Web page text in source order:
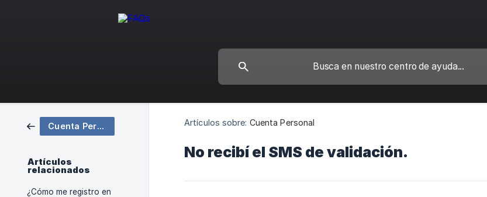
Cuenta Personal
Artículos
relacionados
¿Cómo me registro en
Artículos sobre: Cuenta Personal
No recibí el SMS de validación.